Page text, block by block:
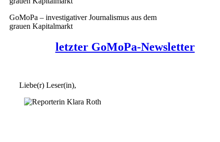
GoMoPa – investigativer Journalismus aus dem
grauen Kapitalmarkt
letzter GoMoPa-Newsletter
Liebe(r) Leser(in),